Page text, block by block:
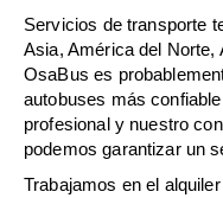
Servicios de transporte
Asia, América del Norte,
OsaBus es
autobuses más
profesional y nuestro
podemos garantizar un
Trabajamos en el